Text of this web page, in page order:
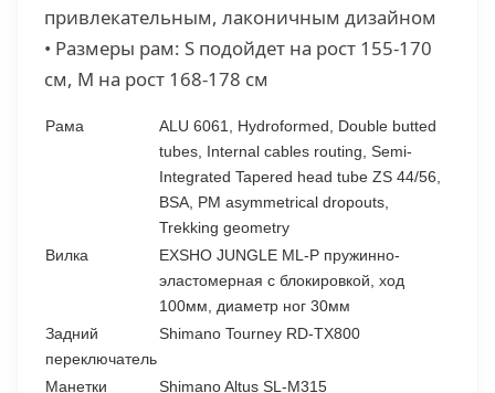
привлекательным, лаконичным дизайном
• Размеры рам: S подойдет на рост 155-170
см, M на рост 168-178 см
Рама
ALU 6061, Hydroformed, Double butted
tubes, Internal cables routing, Semi-
Integrated Tapered head tube ZS 44/56,
BSA, PM asymmetrical dropouts,
Trekking geometry
Вилка
EXSHO JUNGLE ML-P пружинно-
эластомерная с блокировкой, ход
100мм, диаметр ног 30мм
Задний
переключатель
Shimano Tourney RD-TX800
Манетки
Shimano Altus SL-M315